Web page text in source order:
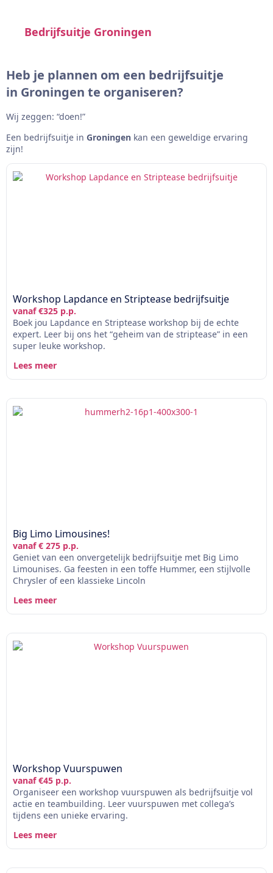
Bedrijfsuitje Groningen
Heb je plannen om een bedrijfsuitje
in Groningen te organiseren?
Wij zeggen: “doen!”
Een bedrijfsuitje in Groningen kan een geweldige ervaring
zijn!
Workshop Lapdance en Striptease bedrijfsuitje
vanaf €325 p.p.
Boek jou Lapdance en Striptease workshop bij de echte
expert. Leer bij ons het “geheim van de striptease” in een
super leuke workshop.
Lees meer
Big Limo Limousines!
vanaf € 275 p.p.
Geniet van een onvergetelijk bedrijfsuitje met Big Limo
Limounises. Ga feesten in een toffe Hummer, een stijlvolle
Chrysler of een klassieke Lincoln
Lees meer
Workshop Vuurspuwen
vanaf €45 p.p.
Organiseer een workshop vuurspuwen als bedrijfsuitje vol
actie en teambuilding. Leer vuurspuwen met collega’s
tijdens een unieke ervaring.
Lees meer